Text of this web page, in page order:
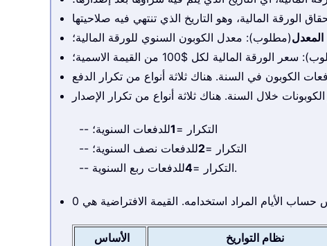
المعدل(مطلوب): معدل الكوبون السنوي للورقة المالية؛
سعر الورقة المالية لكل $100 من القيمة الاسمية؛
-- التكرار =1للدفعات السنوية؛
-- التكرار =2للدفعات نصف السنوية؛
-- التكرار =4 للدفعات ربع السنوية.
الأساس
نظام التواريخ